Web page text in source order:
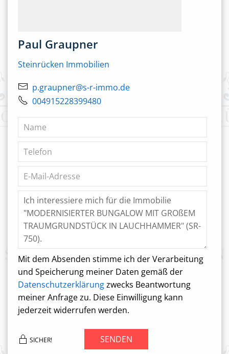
Paul Graupner
Steinrücken Immobilien
p.graupner@s-r-immo.de
004915228399480
Mit dem Absenden stimme ich der Verarbeitung
und Speicherung meiner Daten gemäß der
Datenschutzerklärungzwecks Beantwortung
meiner Anfrage zu. Diese Einwilligung kann
jederzeit widerrufen werden.
SICHER! SENDEN